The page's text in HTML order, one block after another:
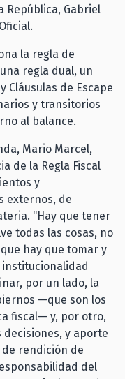
República, Gabriel
la regla de
regla dual, un
Cláusulas de Escape
y transitorios
al balance.
Mario Marcel,
de la Regla Fiscal
y
externos, de
“Hay que tener
todas las cosas, no
hay que tomar y
por un lado, la
—que son los
fiscal— y, por otro,
y aporte
rendición de
del